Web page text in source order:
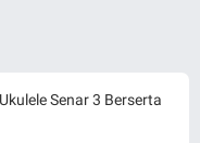
Senar 3 Berserta